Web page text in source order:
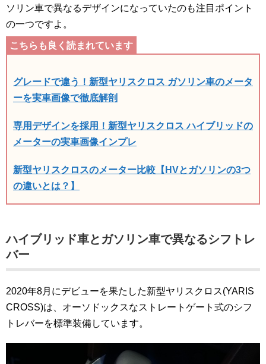
ソリン車で異なるデザインになっていたのも注目ポイント
の一つですよ。
グレードで違う！新型ヤリスクロス ガソリン車のメータ
ーを実車画像で徹底解剖
専用デザインを採用！新型ヤリスクロス ハイブリッドの
メーターの実車画像インプレ
新型ヤリスクロスのメーター比較【HVとガソリンの3つ
の違いとは？】
ハイブリッド車とガソリン車で異なるシフトレ
バー
2020年8月にデビューを果たした新型ヤリスクロス(YARIS
CROSS)は、オーソドックスなストレートゲート式のシフ
トレバーを標準装備しています。